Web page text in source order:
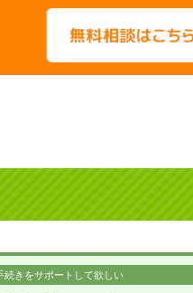
続きをサポートして欲しい